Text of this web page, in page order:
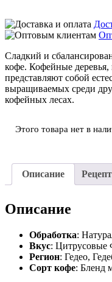
Сладкий и
кофе. Кофейные
представляют собой
выращиваемых среди
кофейных лесах.
Этого товара нет в
Описание Рецепт
Описание
Обработка:
Вкус: Цитрусовые
Регион: Гедео,
Сорт кофе: Бленд